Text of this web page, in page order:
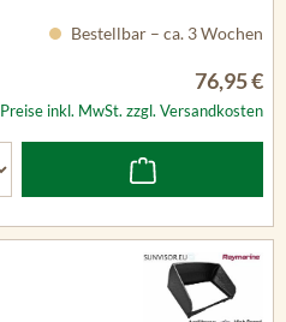
Bestellbar – ca. 3 Wochen
76,95 €
Preise inkl. MwSt. zzgl. Versandkosten